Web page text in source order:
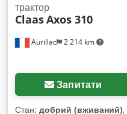
Aurillac 2 214 km
трактор
ClaasAxos 310
Запитати
Стан: добрий (вживаний)